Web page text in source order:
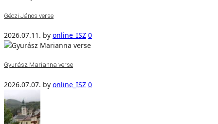
Géczi János verse
2026.07.11. by online_ISZ 0
Gyurász Marianna verse
2026.07.07. by online_ISZ 0